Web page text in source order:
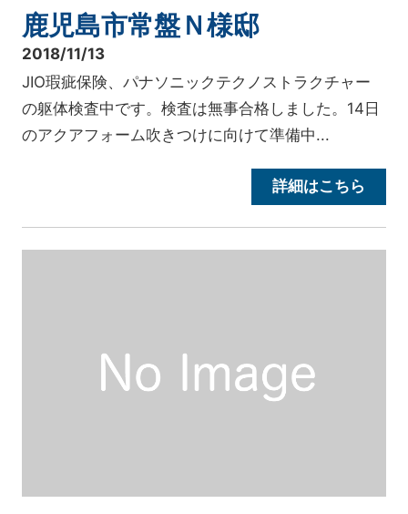
鹿児島市常盤Ｎ様邸
2018/11/13
JIO瑕疵保険、パナソニックテクノストラクチャー
の躯体検査中です。検査は無事合格しました。14日
のアクアフォーム吹きつけに向けて準備中...
詳細はこちら